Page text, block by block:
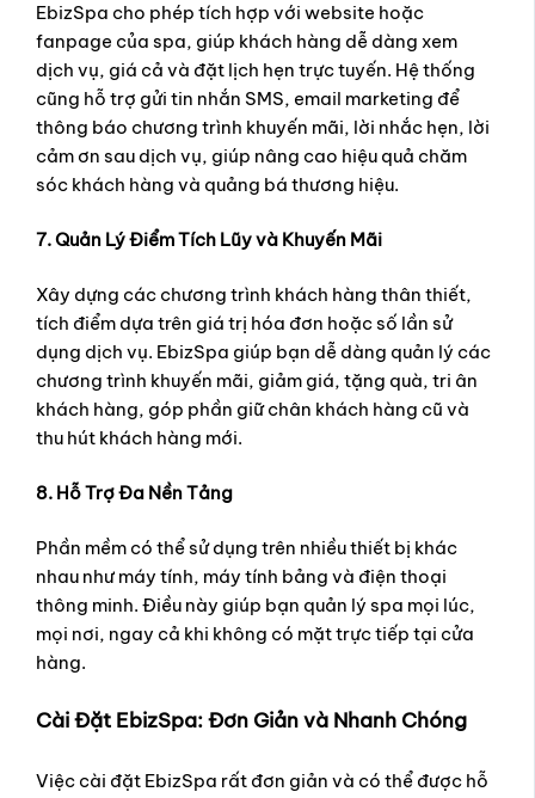
EbizSpa cho phép tích hợp với website hoặc
fanpage của spa, giúp khách hàng dễ dàng xem
dịch vụ, giá cả và đặt lịch hẹn trực tuyến. Hệ thống
cũng hỗ trợ gửi tin nhắn SMS, email marketing để
thông báo chương trình khuyến mãi, lời nhắc hẹn, lời
cảm ơn sau dịch vụ, giúp nâng cao hiệu quả chăm
sóc khách hàng và quảng bá thương hiệu.
7. Quản Lý Điểm Tích Lũy và Khuyến Mãi
Xây dựng các chương trình khách hàng thân thiết,
tích điểm dựa trên giá trị hóa đơn hoặc số lần sử
dụng dịch vụ. EbizSpa giúp bạn dễ dàng quản lý các
chương trình khuyến mãi, giảm giá, tặng quà, tri ân
khách hàng, góp phần giữ chân khách hàng cũ và
thu hút khách hàng mới.
8. Hỗ Trợ Đa Nền Tảng
Phần mềm có thể sử dụng trên nhiều thiết bị khác
nhau như máy tính, máy tính bảng và điện thoại
thông minh. Điều này giúp bạn quản lý spa mọi lúc,
mọi nơi, ngay cả khi không có mặt trực tiếp tại cửa
hàng.
Cài Đặt EbizSpa: Đơn Giản và Nhanh Chóng
Việc cài đặt EbizSpa rất đơn giản và có thể được hỗ